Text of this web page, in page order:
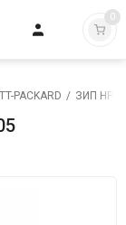
0
PACKARD / ЗИП HP